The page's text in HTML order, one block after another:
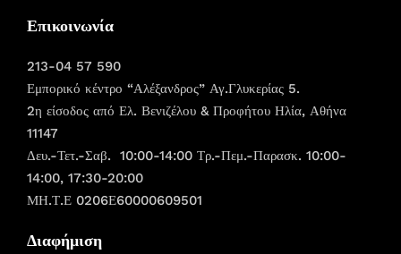
Επικοινωνία
213-04 57 590
Εμπορικό κέντρο “Αλέξανδρος” Αγ.Γλυκερίας 5.
2η είσοδος από Ελ. Βενιζέλου & Προφήτου Ηλία, Αθήνα
11147
Δευ.-Τετ.-Σαβ. 10:00-14:00 Τρ.-Πεμ.-Παρασκ. 10:00-
14:00, 17:30-20:00
ΜΗ.Τ.Ε 0206Ε60000609501
Διαφήμιση